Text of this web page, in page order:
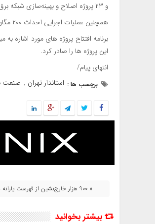
و ۲۳ پروژه اصلاح و بهینه‌سازی شبکه برق با ارزشی بالغ بر ۱۵ هزار و ۸۶۲ میلیارد تومان افتتاح شد.
همچنین عملیات اجرایی احداث ۲۰۰ مگاوات نیروگاه خورشیدی در بوشهر با سرمایه‌گذاری ۶ هزار میلیارد تومان آغاز شد.
برنامه افتتاح پروژه های مورد اشاره
این پروژه ها را صادر کرد.
انتهای پیام/
برچسب ها : استاندار تهران , صنعت
« ۹۰۰ هزار خارج‌نشین از فهرست یارانه بگیران حذف نشده‌اند
بیشتر بخوانید